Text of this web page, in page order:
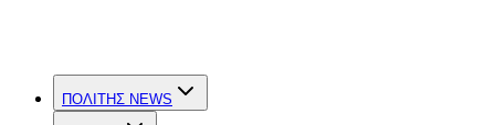
ΠΟΛΙΤΗΣ NEWS